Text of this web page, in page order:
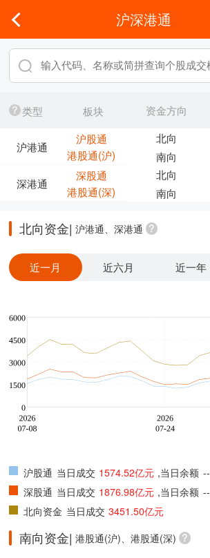
沪深港通
类型 板块
沪港通
沪股通
港股通(沪)
深港通
深股通
港股通(深)
资金方向
北向
南向
北向
南向
北向资金| 沪港通、深港通
近一月 近六月 近一年
沪股通 当日成交 1574.52亿元 ,当日余额 --
深股通 当日成交 1876.98亿元 ,当日余额 --
北向资金 当日成交 3451.50亿元
南向资金| 港股通(沪)、港股通(深)